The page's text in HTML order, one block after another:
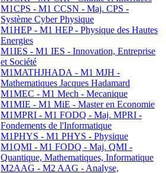
M1CPS - M1 CCSN - Maj. CPS -
Système Cyber Physique
M1HEP - M1 HEP - Physique des Hautes
Energies
M1IES - M1 IES - Innovation, Entreprise
et Société
M1MATHJHADA - M1 MJH -
Mathematiques Jacques Hadamard
M1MEC - M1 Mech - Mecanique
M1MIE - M1 MiE - Master en Economie
M1MPRI - M1 FODQ - Maj. MPRI -
Fondements de l'Informatique
M1PHYS - M1 PHYS - Physique
M1QMI - M1 FODQ - Maj. QMI -
Quantique, Mathematiques, Informatique
M2AAG - M2 AAG - Analyse,